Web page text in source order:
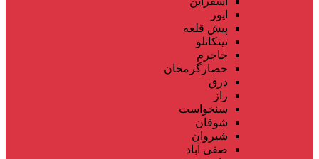
ایور
پیش قلعه
تیتکانلو
جاجرم
حصارگرمخان
درق
راز
سنخواست
شوقان
شیروان
صفی آباد